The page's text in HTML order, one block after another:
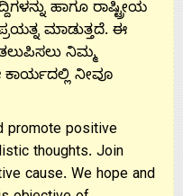
ಹಾಗೂ ರಾಷ್ಟ್ರೀಯ
ಮಾಡುತ್ತದೆ. ಈ
ತಲುಪಿಸಲು ನಿಮ್ಮ
ಕಾರ್ಯದಲ್ಲಿ ನೀವೂ
promote positive
thoughts. Join
cause. We hope and